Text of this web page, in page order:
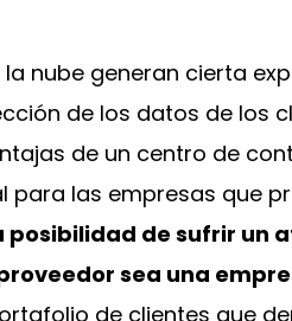
la nube generan cierta
de los datos de los
de un centro de
para las empresas que
posibilidad de sufrir un
sea una
de clientes que